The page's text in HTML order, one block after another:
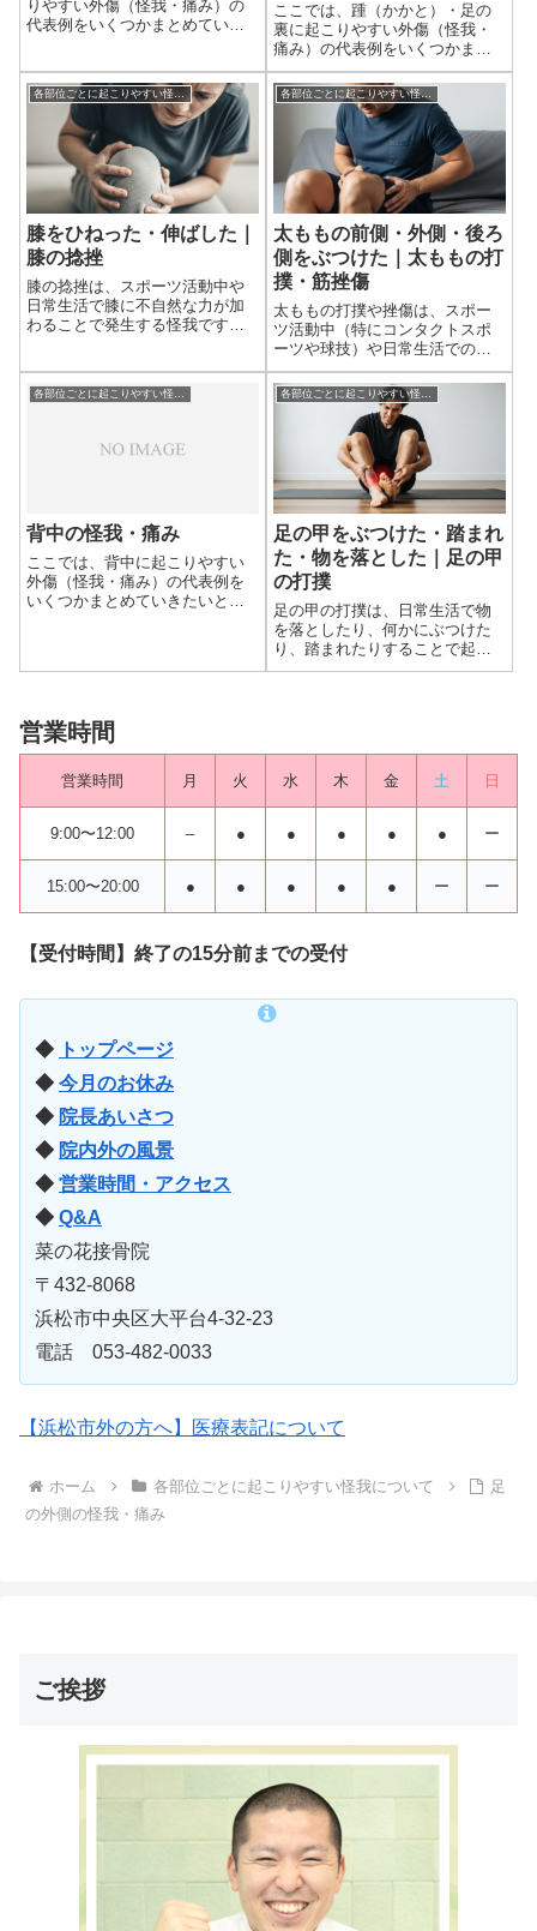
りやすい外傷（怪我・痛み）の
代表例をいくつかまとめていき
スイングを行ったり、ものを急
に持ち上げたりするときに脇腹
から肋骨のところを痛めること
があります。グキ...
ここでは、踵（かかと）・足の
裏に起こりやすい外傷（怪我・
痛み）の代表例をいくつかまと
めていきたいと思います。ふく
らはぎの筋肉・関節組織の筋違
いかかとには、ふくらはぎの筋
肉がくっついています。ふくら
はぎは、ジャンプの着地のとき
や走るときに足を...
各部位ごとに起こりやすい怪我について
膝をひねった・伸ばした｜
膝の捻挫
膝の捻挫は、スポーツ活動中や
日常生活で膝に不自然な力が加
わることで発生する怪我です。
な構造を持つため、損傷部位や
程度によっては、単なる捻挫で
術が必要となる場...
各部位ごとに起こりやすい怪我について
太ももの前側・外側・後ろ
側をぶつけた｜太ももの打
撲・筋挫傷
太ももの打撲や挫傷は、スポー
ツ活動中（特にコンタクトスポ
ーツや球技）や日常生活での転
倒、衝突などでよく発生する怪
我です。太ももの筋肉は非常に
大きく、出血量も多いため、適
切な初期対応をしないと腫れや
痛みが長引いたり、重篤な合併
症を引き起こした...
各部位ごとに起こりやすい怪我について
背中の怪我・痛み
ここでは、背中に起こりやすい
外傷（怪我・痛み）の代表例を
いくつかまとめていきたいと思
聞いたことがあるかと思います
存在します。重た...
各部位ごとに起こりやすい怪我について
足の甲をぶつけた・踏まれ
た・物を落とした｜足の甲
の打撲
足の甲の打撲は、日常生活で物
を落としたり、何かにぶつけた
り、踏まれたりすることで起こ
る、比較的よくある怪我です。
営業時間
営業時間 月 火 水 木 金 土 日
9:00〜12:00 – ● ● ● ● ● ー
15:00〜20:00 ● ● ● ● ● ー ー
【受付時間】終了の15分前までの受付
◆
トップページ
◆ 今月のお休み
◆ 院長あいさつ
◆ 院内外の風景
◆ 営業時間・アクセス
◆ Q&A
菜の花接骨院
〒432-8068
浜松市中央区大平台4-32-23
電話 053-482-0033
【浜松市外の方へ】医療表記について
ホーム 各部位ごとに起こりやすい怪我について
足
の外側の怪我・痛み
ご挨拶